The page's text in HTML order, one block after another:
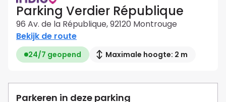
Parking Verdier République
96 Av. de la République, 92120 Montrouge
Bekijk de route
24/7 geopend Maximale hoogte: 2 m
Parkeren in deze parking